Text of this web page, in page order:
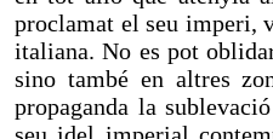
proclamat el seu imperi,
italiana. No es pot
sino també en altres
propaganda la